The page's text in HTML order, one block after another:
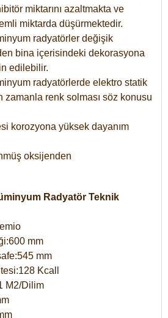
miktarını azaltmakta ve
miktarda düşürmektedir.
radyatörler değişik
bina içerisindeki dekorasyona
edilebilir.
radyatörlerde elektro statik
zamanla renk solması söz konusu
korozyona yüksek dayanım
oksijenden
Radyatör Teknik
mm
mm
Kcall
M2/Dilim